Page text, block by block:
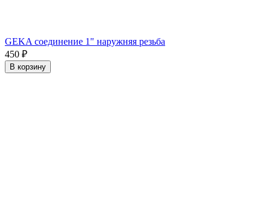
GEKA соединение 1" наружняя резьба
450 ₽
В корзину